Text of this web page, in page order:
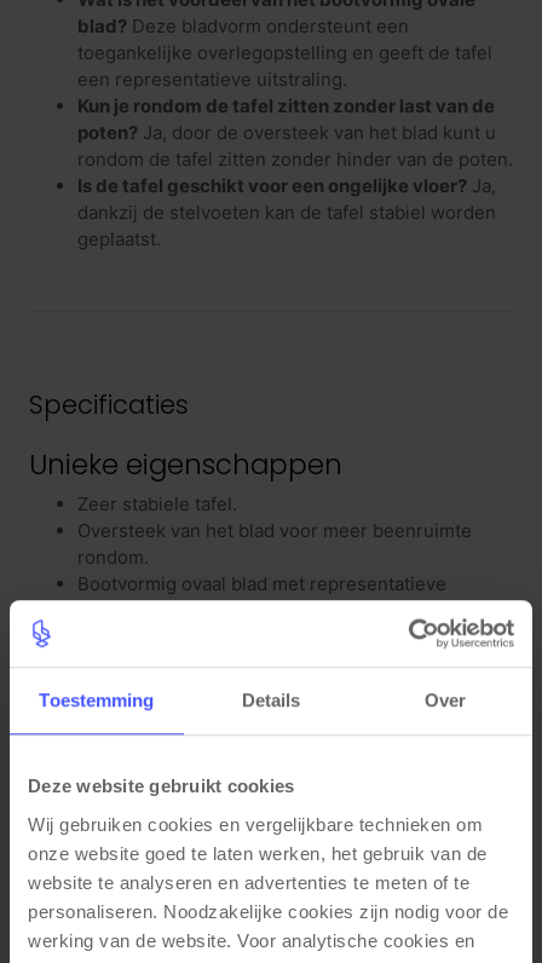
Toestemming Details Over
Deze website gebruikt cookies
Wij gebruiken cookies en vergelijkbare technieken om
onze website goed te laten werken, het gebruik van de
website te analyseren en advertenties te meten of te
personaliseren. Noodzakelijke cookies zijn nodig voor de
werking van de website. Voor analytische cookies en
blad? Deze bladvorm ondersteunt een
toegankelijke overlegopstelling en geeft de tafel
een representatieve uitstraling.
Kun je rondom de tafel zitten zonder last van de
poten? Ja, door de oversteek van het blad kunt u
rondom de tafel zitten zonder hinder van de poten.
Is de tafel geschikt voor een ongelijke vloer? Ja,
dankzij de stelvoeten kan de tafel stabiel worden
geplaatst.
Specificaties
Unieke eigenschappen
Zeer stabiele tafel.
Oversteek van het blad voor meer beenruimte
rondom.
Bootvormig ovaal blad met representatieve
Kleuren
Bladkleur: Scandinavisch Eiken, Wit, Zwart, Donker
(RAL9016).
Materiaal eigenschappen
Mat gecoat krasbestendig frame.
Waterafstotend tafelblad met PVC stootrand (2
mm).
Krasbestendig tafelblad (25 mm).